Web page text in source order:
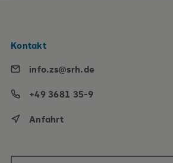
Kontakt
info.zs@srh.de
+49 3681 35-9
Anfahrt